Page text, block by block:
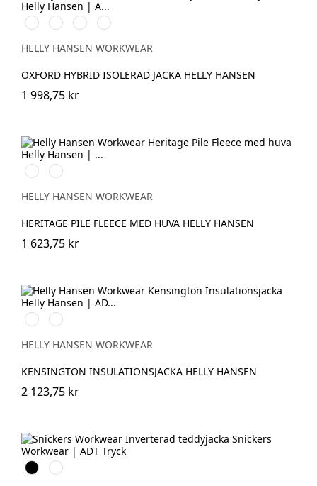
990
BLACK
590
NAVY
474
SPRUCE/DARKEST
SPRUCE
595
NAVY/STONE
HELLY HANSEN WORKWEAR
OXFORD HYBRID ISOLERAD JACKA HELLY HANSEN
1 998,75 kr
990
BLACK
590
NAVY
HELLY HANSEN WORKWEAR
HERITAGE PILE FLEECE MED HUVA HELLY HANSEN
1 623,75 kr
990
BLACK
299
DARK
ORANGE/BLACK
HELLY HANSEN WORKWEAR
KENSINGTON INSULATIONSJACKA HELLY HANSEN
2 123,75 kr
Svart Marinblå